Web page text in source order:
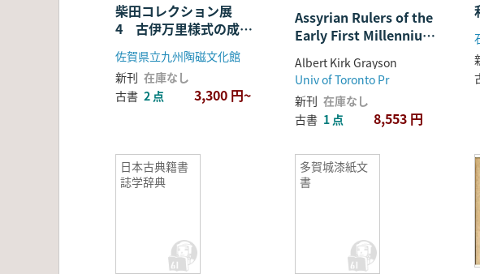
柴田コレクション展
4 古伊万里様式の成立
と展開
佐賀県立九州陶磁文化館
新刊 在庫なし
古書 2 点 3,300 円~
Assyrian Rulers of the
Early First Millennium
BC 1: (1114-859 Bc)
Albert Kirk Grayson
Univ of Toronto Pr
新刊 在庫なし
古書 1 点 8,553 円
日本古典籍書
誌学辞典
多賀城漆紙文
書